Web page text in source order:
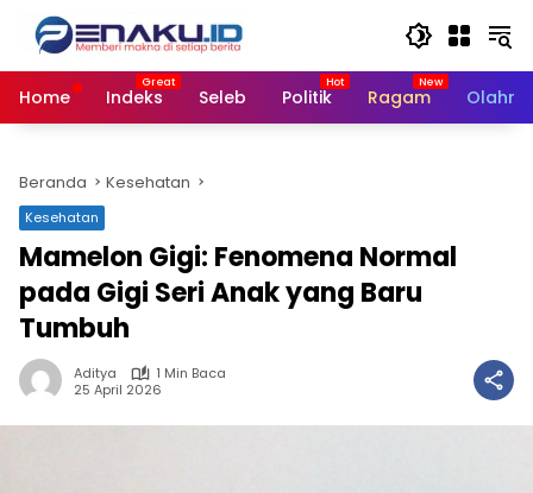
Langsung
konten
Home
Indeks Seleb Politik Ragam
Beranda Kesehatan
Kesehatan
Mamelon Gigi: Fenomena Normal
pada Gigi Seri Anak yang Baru
Tumbuh
Aditya
1 Min Baca
25 April 2026